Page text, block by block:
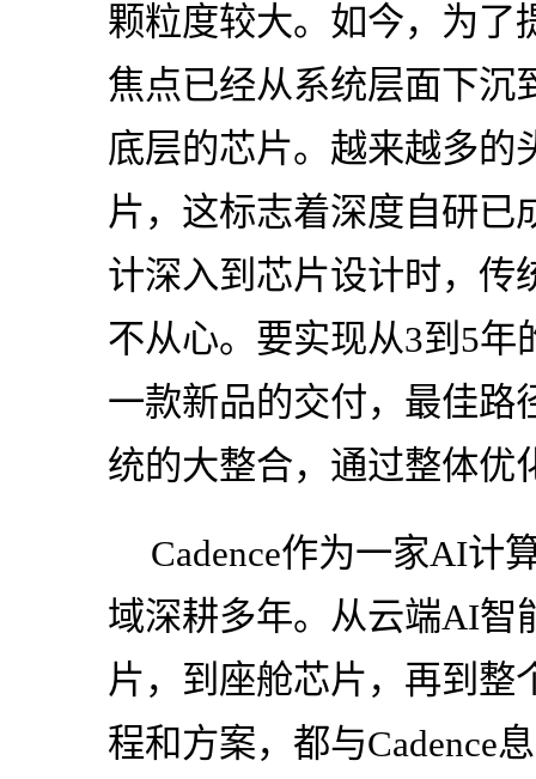
颗粒度较大。如今，为了
焦点已经从系统层面下沉
底层的芯片。越来越多的
片，这标志着深度自研已
计深入到芯片设计时，传
不从心。要实现从3到5
一款新品的交付，最佳路
统的大整合，通过整体优
Cadence作为一家AI计
域深耕多年。从云端AI智
片，到座舱芯片，再到整
程和方案，都与Cadence